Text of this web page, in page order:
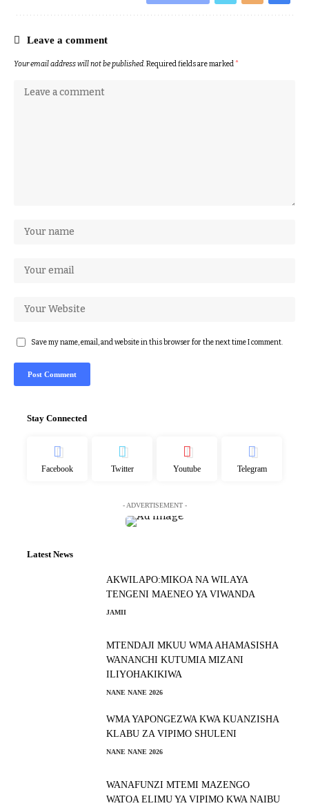
Leave a comment
Your email address will not be published.Required fields are marked*
Save my name, email, and website in this browser for the next time I comment.
Stay Connected
Facebook Twitter Youtube Telegram
- ADVERTISEMENT -
Latest News
AKWILAPO:MIKOA NA WILAYA
TENGENI MAENEO YA VIWANDA
JAMII
MTENDAJI MKUU WMA AHAMASISHA
WANANCHI KUTUMIA MIZANI
ILIYOHAKIKIWA
NANE NANE 2026
WMA YAPONGEZWA KWA KUANZISHA
KLABU ZA VIPIMO SHULENI
NANE NANE 2026
WANAFUNZI MTEMI MAZENGO
WATOA ELIMU YA VIPIMO KWA NAIBU